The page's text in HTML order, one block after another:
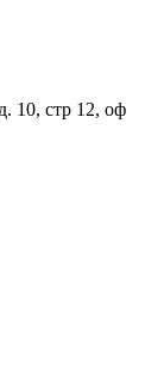
10, стр 12, оф